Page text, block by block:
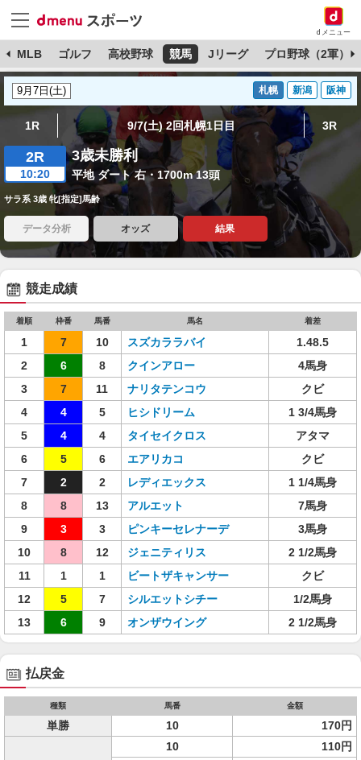
dメニュー
MLB ゴルフ 高校野球 競馬 Jリーグ プロ野球（2軍）
札幌 新潟 阪神
1R 9/7(土) 2回札幌1日目 3R
2R
10:20
3歳未勝利
平地 ダート 右・1700m 13頭
サラ系 3歳 牝[指定]馬齢
データ分析 オッズ 結果
競走成績
着順 枠番 馬番 馬名 着差
1 7 10 スズカララバイ
1.48.5
2
6 8 クインアロー
4馬身
3
7 11 ナリタテンコウ
クビ
4
4 5 ヒシドリーム
1 3/4馬身
5
4 4 タイセイクロス
アタマ
6
5 6 エアリカコ
クビ
7
2 2 レディエックス
1 1/4馬身
8
8 13 アルエット
7馬身
9
3 3 ピンキーセレナーデ
3馬身
10
8 12 ジェニティリス
2 1/2馬身
11
1 1 ビートザキャンサー
クビ
12
5 7 シルエットシチー
1/2馬身
13
6 9 オンザウイング 2 1/2馬身
払戻金
種類 馬番 金額
単勝 10 170円
10
110円